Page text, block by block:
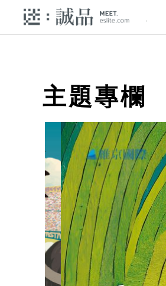
主題專欄